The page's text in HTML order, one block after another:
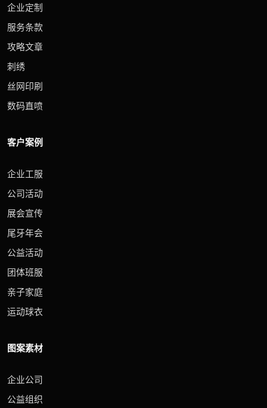
企业定制
服务条款
攻略文章
刺绣
丝网印刷
数码直喷
客户案例
企业工服
公司活动
展会宣传
尾牙年会
公益活动
团体班服
亲子家庭
运动球衣
图案素材
企业公司
公益组织